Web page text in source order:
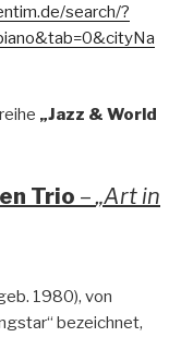
search/?
„Jazz & World
Trio –„Art in
1980), von
bezeichnet,